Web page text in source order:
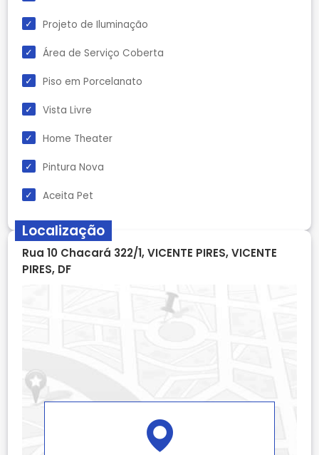
Projeto de Iluminação
Área de Serviço Coberta
Piso em Porcelanato
Vista Livre
Home Theater
Pintura Nova
Aceita Pet
Localização
Rua 10 Chacará 322/1, VICENTE PIRES, VICENTE
PIRES, DF